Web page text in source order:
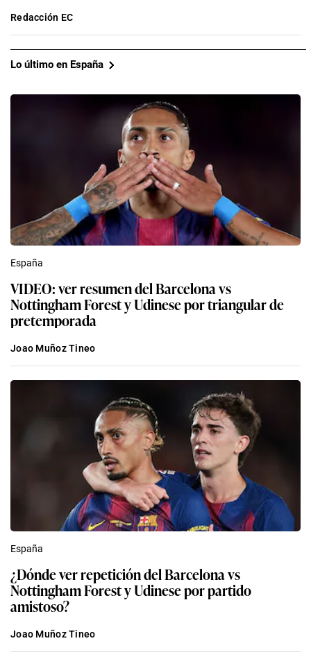
Redacción EC
Lo último en España
España
VIDEO: ver resumen del Barcelona vs
Nottingham Forest y Udinese por triangular de
pretemporada
Joao Muñoz Tineo
España
¿Dónde ver repetición del Barcelona vs
Nottingham Forest y Udinese por partido
amistoso?
Joao Muñoz Tineo